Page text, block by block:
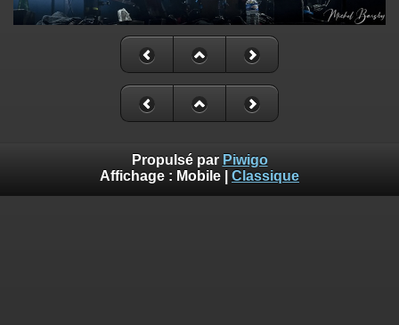
Propulsé par Piwigo
Affichage : Mobile Classique